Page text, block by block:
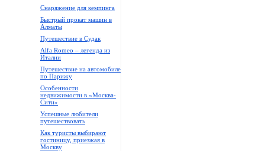
Снаряжение для кемпинга
Быстрый прокат машин в
Алматы
Путешествие в Судак
Alfa Romeo – легенда из
Италии
Путешествие на автомобиле
по Парижу
Особенности
недвижимости в «Москва-
Сити»
Успешные любители
путешествовать
Как туристы выбирают
гостиницу, приезжая в
Москву